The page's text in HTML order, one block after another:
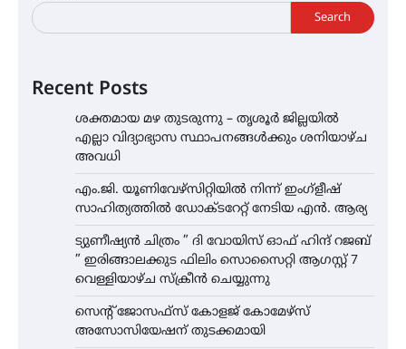
Search
Recent Posts
ശക്തമായ മഴ തുടരുന്നു – തൃശൂർ ജില്ലയിൽ
എല്ലാ വിദ്യാഭ്യാസ സ്ഥാപനങ്ങൾക്കും ശനിയാഴ്ച
അവധി
എം.ജി. യൂണിവേഴ്‌സിറ്റിയിൽ നിന്ന് ഇംഗ്ളീഷ്
സാഹിത്യത്തിൽ ഡോക്ടറേറ്റ് നേടിയ എൻ. ആര്യ
ട്യുണീഷ്യൻ ചിത്രം ” ദി വോയിസ് ഓഫ് ഹിന്ദ് റജബ്
” ഇരിങ്ങാലക്കുട ഫിലിം സൊസൈറ്റി ആഗസ്റ്റ് 7
വെള്ളിയാഴ്ച സ്‌ക്രീൻ ചെയ്യുന്നു
സെന്റ് ജോസഫ്സ് കോളജ് കോമേഴ്‌സ്
അസോസിയേഷന് തുടക്കമായി